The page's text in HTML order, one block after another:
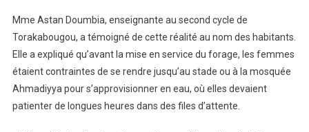
Mme Astan Doumbia, enseignante au second cycle de
Torakabougou, a témoigné de cette réalité au nom des habitants.
Elle a expliqué qu’avant la mise en service du forage, les femmes
étaient contraintes de se rendre jusqu’au stade ou à la mosquée
Ahmadiyya pour s’approvisionner en eau, où elles devaient
patienter de longues heures dans des files d’attente.